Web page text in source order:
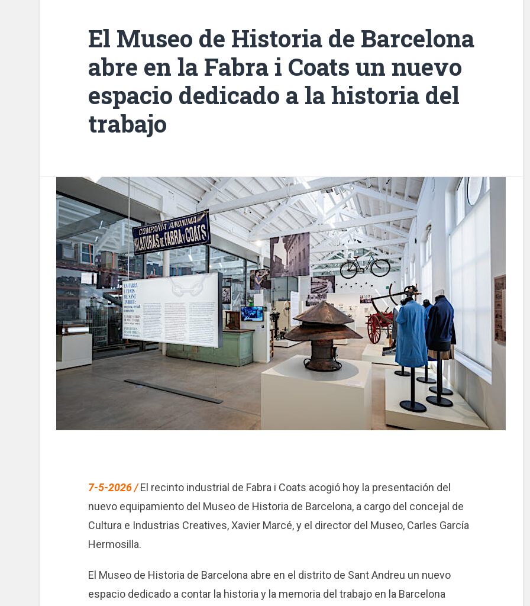
El Museo de Historia de Barcelona
abre en la Fabra i Coats un nuevo
espacio dedicado a la historia del
trabajo
7-5-2026 /El recinto industrial de Fabra i Coats acogió hoy la presentación del
nuevo equipamiento del Museo de Historia de Barcelona, ​​a cargo del concejal de
Cultura e Industrias Creatives, Xavier Marcé, y el director del Museo, Carles García
Hermosilla.
El Museo de Historia de Barcelona abre en el distrito de Sant Andreu un nuevo
espacio dedicado a contar la historia y la memoria del trabajo en la Barcelona